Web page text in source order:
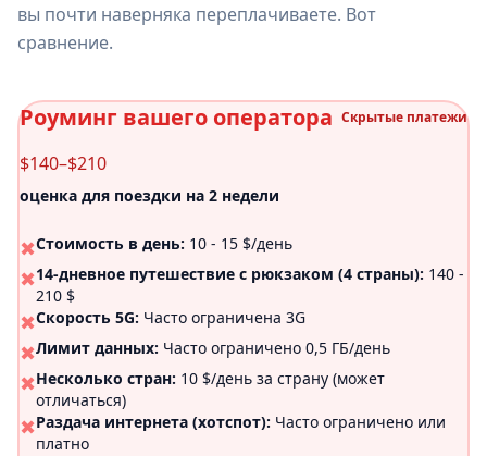
вы почти наверняка переплачиваете. Вот
сравнение.
Роуминг вашего оператора Скрытые платежи
$140–$210
оценка для поездки на 2 недели
✖Стоимость в день: 10 - 15 $/день
✖14-дневное путешествие с рюкзаком (4 страны): 140 -
210 $
✖Скорость 5G: Часто ограничена 3G
✖Лимит данных: Часто ограничено 0,5 ГБ/день
✖Несколько стран: 10 $/день за страну (может
отличаться)
✖Раздача интернета (хотспот): Часто ограничено или
платно